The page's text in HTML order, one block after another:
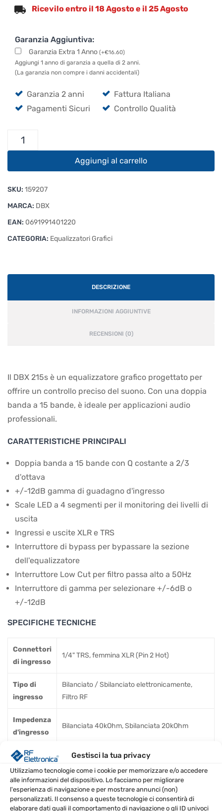
Gestisci la tua privacy
Utilizziamo tecnologie come i cookie per memorizzare e/o accedere
alle informazioni del dispositivo. Lo facciamo per migliorare
l'esperienza di navigazione e per mostrare annunci (non)
personalizzati. Il consenso a queste tecnologie ci consentirà di
elaborare dati quali il comportamento di navigazione o gli ID univoci
Ricevilo entro il 18 Agosto e il 25 Agosto
Garanzia Aggiuntiva:
Garanzia Extra 1 Anno (+€16.60)
Aggiungi 1 anno di garanzia a quella di 2 anni.
(La garanzia non compre i danni accidentali)
Garanzia 2 anni
Fattura Italiana
Pagamenti Sicuri
Controllo Qualità
DBX
Aggiungi al carrello
SKU: 159207
MARCA: DBX
EAN: 0691991401220
CATEGORIA: Equalizzatori Grafici
DESCRIZIONE
INFORMAZIONI AGGIUNTIVE
RECENSIONI (0)
Il DBX 215s è un equalizzatore grafico progettato per
offrire un controllo preciso del suono. Con una doppia
banda a 15 bande, è ideale per applicazioni audio
professionali.
CARATTERISTICHE PRINCIPALI
Doppia banda a 15 bande con Q costante a 2/3
d'ottava
+/-12dB gamma di guadagno d'ingresso
Scale LED a 4 segmenti per il monitoring dei livelli di
uscita
Ingressi e uscite XLR e TRS
Interruttore di bypass per bypassare la sezione
dell'equalizzatore
Interruttore Low Cut per filtro passa alto a 50Hz
Interruttore di gamma per selezionare +/-6dB o
+/-12dB
SPECIFICHE TECNICHE
Connettori
di ingresso
1/4" TRS, femmina XLR (Pin 2 Hot)
Tipo di
ingresso
Bilanciato / Sbilanciato elettronicamente,
Filtro RF
Impedenza
d'ingresso
Bilanciata 40kOhm, Sbilanciata 20kOhm
Ingresso
max
>+21dBu Equilibrato o Sbilanciato
CMRRR >40dB, tipicamente >55dB a 1kHz